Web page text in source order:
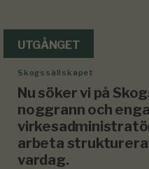
UTGÅNGET
Skogssällskapet
Nu söker vi på
noggrann och
arbeta
vardag.